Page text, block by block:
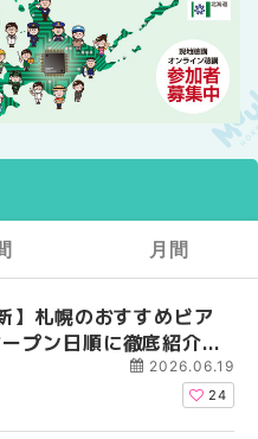
】札幌のおすすめビア
プン日順に徹底紹介！
穴場テラスまで | MouLa
2026.06.19
24
【2026年最新】札幌
ガーデン｜オープン日
大通公園から穴場テ
月間
【2026年最新】札幌
ガーデン｜オープン日
大通公園から穴場テ